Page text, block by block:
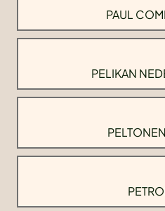
PAUL
PELIKAN